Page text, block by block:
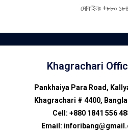
মোবাইলঃ +৮৮০
Khagrachari
Pankhaiya Para Road,
Khagrachari # 4400,
Cell: +880 1841 556
Email: